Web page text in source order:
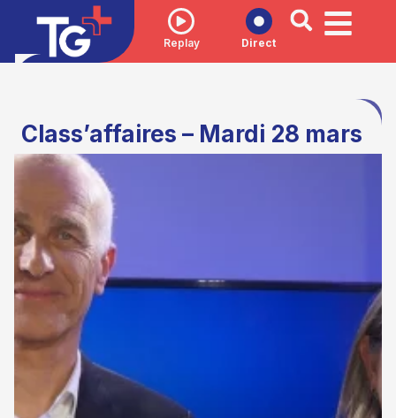
Replay Direct
Class’affaires – Mardi 28 mars